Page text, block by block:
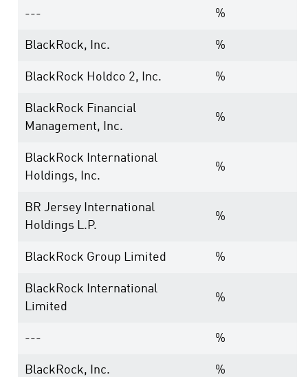
--- %
BlackRock, Inc. %
BlackRock Holdco 2, Inc. %
BlackRock Financial
Management, Inc.
%
BlackRock International
Holdings, Inc.
%
BR Jersey International
Holdings L.P.
%
BlackRock Group Limited %
BlackRock International
Limited
%
--- %
BlackRock, Inc. %